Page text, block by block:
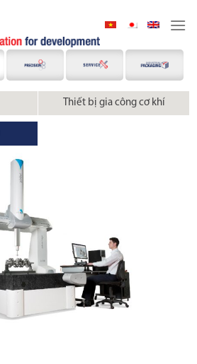
Thiết bị gia công cơ khí